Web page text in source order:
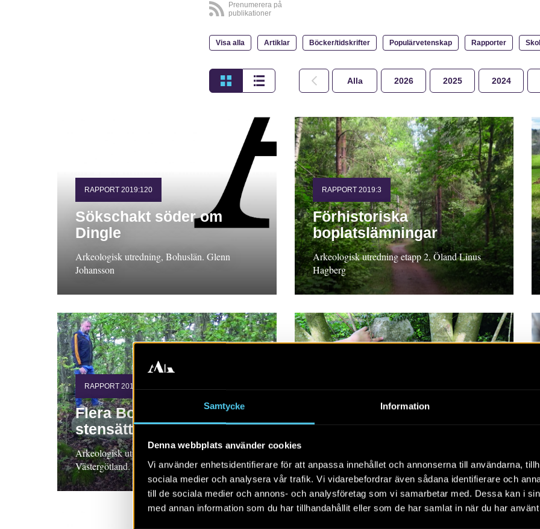
Samtycke Information
Denna webbplats använder cookies
Vi använder enhetsidentifierare för att anpassa innehållet och annonserna till användarna,
sociala medier och analysera vår trafik. Vi vidarebefordrar även sådana identifierare och
till de sociala medier och annons- och analysföretag som vi samarbetar med. Dessa kan i
med annan information som du har tillhandahållit eller som de har samlat in när du har
Prenumerera på
publikationer
Visa alla Artiklar Böcker/tidskrifter Populärvetenskap Rapporter
Alla 2026 2025 2024
RAPPORT 2019:120
Sökschakt söder om
Dingle
Arkeologisk utredning, Bohuslän. Glenn
Johansson
RAPPORT 2019:3
Förhistoriska
boplatslämningar
Arkeologisk utredning etapp 2, Öland Linus
Hagberg
RAPPORT 2019:72
Flera Boplatser och en
stensättning
Arkeologisk utredning och förundersökningar,
Västergötland. Glenn Johansson
Väg 11 – sträckan
Anklam–Svampakorset
Söderberg med bidrag av Alf Ericsson